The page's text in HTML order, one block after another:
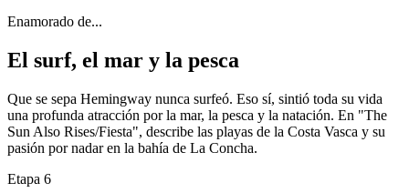
Enamorado de...
El surf, el mar y la pesca
Que se sepa Hemingway nunca surfeó. Eso sí, sintió toda su vida
una profunda atracción por la mar, la pesca y la natación. En "The
Sun Also Rises/Fiesta", describe las playas de la Costa Vasca y su
pasión por nadar en la bahía de La Concha.
Etapa 6